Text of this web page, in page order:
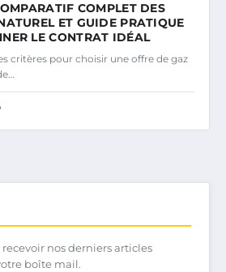
COMPLET DES
ET GUIDE PRATIQUE
LE CONTRAT IDÉAL
critères pour choisir une offre de gaz
nos derniers articles
boîte mail.